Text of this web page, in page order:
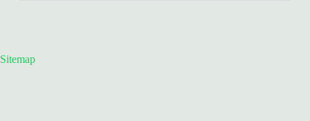
Sitemap